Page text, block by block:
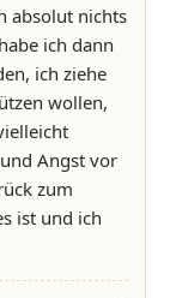
absolut nichts
ich dann
ich ziehe
wollen,
Angst vor
zum
ist und ich